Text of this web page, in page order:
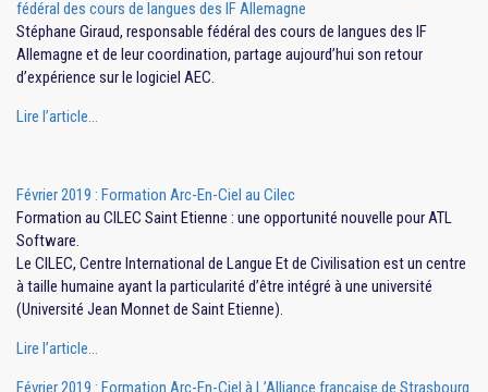
fédéral des cours de langues des IF Allemagne
Stéphane Giraud, responsable fédéral des cours de langues des IF
Allemagne et de leur coordination, partage aujourd’hui son retour
d’expérience sur le logiciel AEC.
Lire l’article…
Février 2019 : Formation Arc-En-Ciel au Cilec
Formation au CILEC Saint Etienne : une opportunité nouvelle pour ATL
Software.
Le CILEC, Centre International de Langue Et de Civilisation est un centre
à taille humaine ayant la particularité d’être intégré à une université
(Université Jean Monnet de Saint Etienne).
Lire l’article…
Février 2019 : Formation Arc-En-Ciel à L’Alliance française de Strasbourg